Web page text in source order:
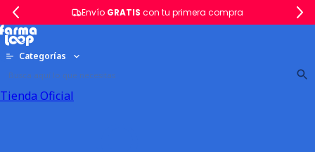
Envío GRATIS con tu primera compra
Categorías
Tienda Oficial